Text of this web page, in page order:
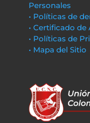
Personales
• Políticas de
• Certificado
• Políticas de
• Mapa del Sitio